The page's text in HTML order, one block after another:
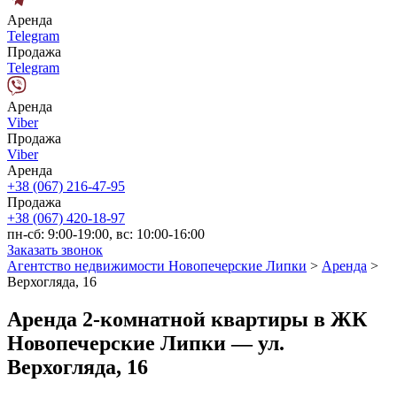
Аренда
Telegram
Продажа
Telegram
Аренда
Viber
Продажа
Viber
Аренда
+38 (067) 216-47-95
Продажа
+38 (067) 420-18-97
пн-сб: 9:00-19:00, вс: 10:00-16:00
Заказать звонок
Агентство недвижимости Новопечерские Липки > Аренда >
Верхогляда, 16
Аренда 2-комнатной квартиры в ЖК
Новопечерские Липки — ул.
Верхогляда, 16